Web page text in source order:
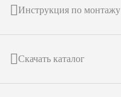
Инструкция по монтажу
Скачать каталог